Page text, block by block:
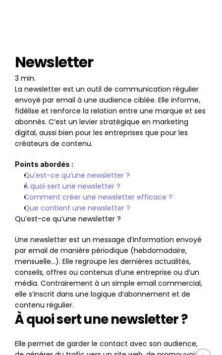
Newsletter
3 min.
La newsletter est un outil de communication régulier
envoyé par email à une audience ciblée. Elle informe,
fidélise et renforce la relation entre une marque et ses
abonnés. C’est un levier stratégique en marketing
digital, aussi bien pour les entreprises que pour les
créateurs de contenu.
Points abordés :
Qu’est-ce qu’une newsletter ?
À quoi sert une newsletter ?
Comment créer une newsletter efficace ?
Que contient une newsletter ?
Qu’est-ce qu’une newsletter ?
Une newsletter est un message d’information envoyé
par email de manière périodique (hebdomadaire,
mensuelle…). Elle regroupe les dernières actualités,
conseils, offres ou contenus d’une entreprise ou d’un
média. Contrairement à un simple email commercial,
elle s’inscrit dans une logique d’abonnement et de
contenu régulier.
À quoi sert une newsletter ?
Elle permet de garder le contact avec son audience,